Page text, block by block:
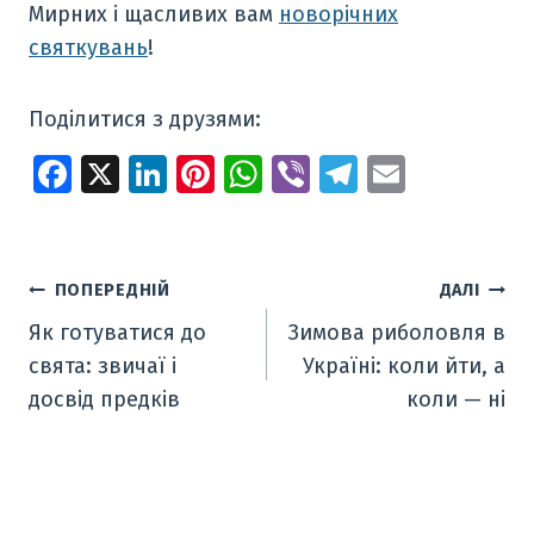
Мирних і щасливих вам новорічних
святкувань!
Поділитися з друзями:
Fa
o
o
k
X
Li
e
dI
n
Pi
W
Vi
T
a
m
Навігація
записів
ПОПЕРЕДНІЙ
Як готуватися до
свята: звичаї і
досвід предків
ДАЛІ
Зимова риболовля в
Україні: коли йти, а
коли — ні